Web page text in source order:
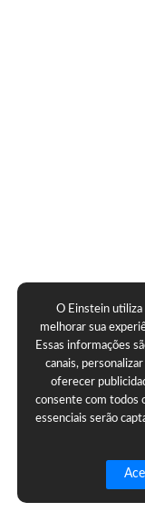
O Einstein utiliza
melhorar sua
Essas informações
canais,
oferecer
consente com todos
essenciais serão